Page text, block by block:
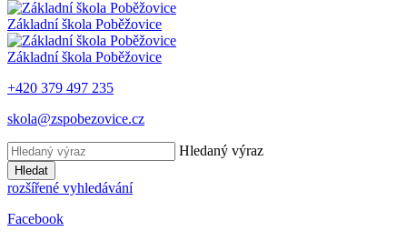
Základní škola Poběžovice
Základní škola Poběžovice
+420 379 497 235
skola@zspobezovice.cz
Hledaný výraz
Hledat
rozšířené vyhledávání
Facebook